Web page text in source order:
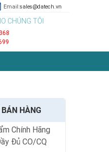
Email:sales@datech.vn
CHÚNG TÔI
HÀNG
Chính Hãng
Đủ CO/CQ